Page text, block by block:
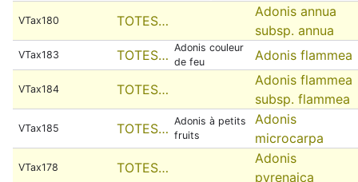
VTax180 TOTES…
Adonis annua
subsp. annua
VTax183 TOTES… Adonis couleur
de feu
Adonis flammea
VTax184 TOTES…
Adonis flammea
subsp. flammea
VTax185 TOTES… Adonis à petits
fruits
Adonis
microcarpa
VTax178 TOTES…
Adonis
pyrenaica